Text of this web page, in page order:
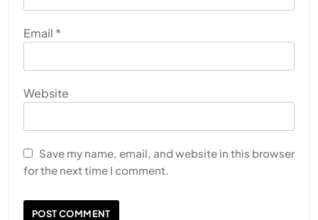
Email *
Website
Save my name, email, and website in this browser
for the next time I comment.